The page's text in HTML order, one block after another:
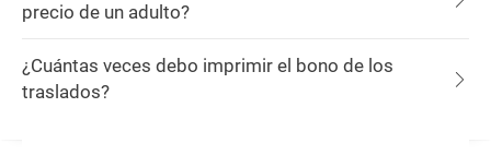
precio de un adulto?
¿Cuántas veces debo imprimir el bono de los
traslados?